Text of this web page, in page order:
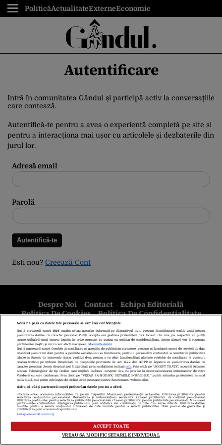
PoliticăActualitateExterneEconomic
Autentificare
Intră în comunitatea Gândul și participă activ la conversațiile
care contează.
Autentifică-te pentru a avea o experiență completă pe site și
pentru a interacționa mai ușor cu articolele și dezbaterile din
jurul lor.
Adresă email
Parolă
Esti nou? Creează Cont
Despre Noi Contact
Echipa Editorială
Politica De Cookies
Politica De Confidențialitate
Termeni Și Condiții
copyright © 2026
Citarea se poate face în limita a 250 de semne. Nici o instituţie sau persoană
(site-uri, instituţii mass-media, firme de monitorizare) nu poate reproduce
integral scrierile publicistice purtătoare de Drepturi de Autor.
Decizia ONJN nr. 1598/16.09.2021. Jocurile de noroc sunt interzise
minorilor.